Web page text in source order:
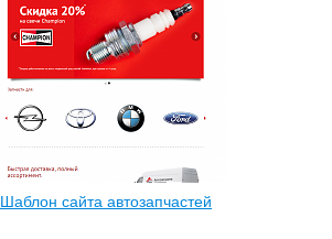
Шаблон сайта автозапчастей